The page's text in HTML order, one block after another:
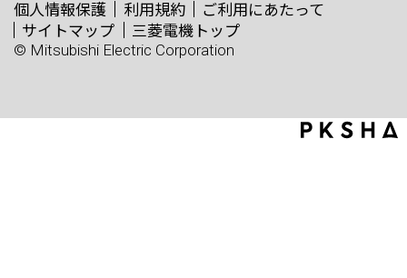
個人情報保護 利用規約
ご利用にあたって
サイトマップ
三菱電機トップ
© Mitsubishi Electric Corporation